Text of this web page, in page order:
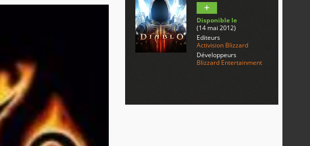
Disponible le
(14 mai 2012)
Editeurs
Activision Blizzard
Développeurs
Blizzard Entertainment